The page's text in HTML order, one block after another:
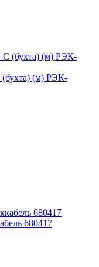
(м) РЭК-
680417